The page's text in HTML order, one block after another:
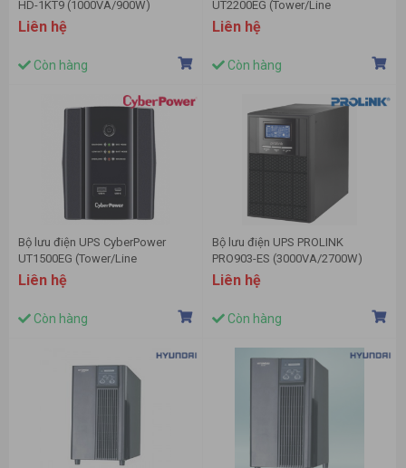
HD-1KT9 (1000VA/900W)
Liên hệ
Còn hàng
UT2200EG (Tower/Line
Interactive/2200VA/1320W)
Liên hệ
Còn hàng
Bộ lưu điện UPS CyberPower
UT1500EG (Tower/Line
Interactive/1500VA/900W)
Liên hệ
Còn hàng
Bộ lưu điện UPS PROLINK
PRO903-ES (3000VA/2700W)
Liên hệ
Còn hàng